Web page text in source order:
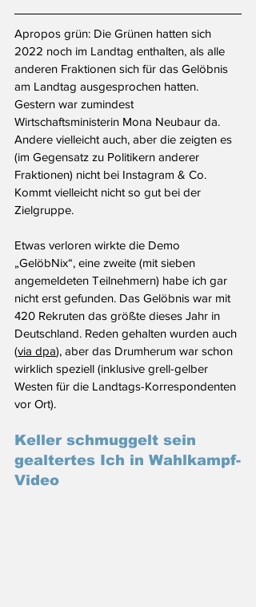
Apropos grün: Die Grünen hatten sich
2022 noch im Landtag enthalten, als alle
anderen Fraktionen sich für das Gelöbnis
am Landtag ausgesprochen hatten.
Gestern war zumindest
Wirtschaftsministerin Mona Neubaur da.
Andere vielleicht auch, aber die zeigten es
(im Gegensatz zu Politikern anderer
Fraktionen) nicht bei Instagram & Co.
Kommt vielleicht nicht so gut bei der
Zielgruppe.
Etwas verloren wirkte die Demo
„GelöbNix“, eine zweite (mit sieben
angemeldeten Teilnehmern) habe ich gar
nicht erst gefunden. Das Gelöbnis war mit
420 Rekruten das größte dieses Jahr in
Deutschland. Reden gehalten wurden auch
(via dpa), aber das Drumherum war schon
wirklich speziell (inklusive grell-gelber
Westen für die Landtags-Korrespondenten
vor Ort).
Keller schmuggelt sein
gealtertes Ich in Wahlkampf-
Video